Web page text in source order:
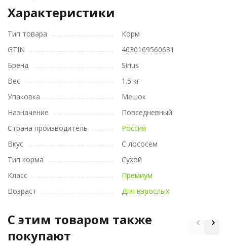
Характеристики
Тип товара
Корм
GTIN
4630169560631
Бренд
Sirius
Вес
1.5 кг
Упаковка
Мешок
Назначение
Повседневный
Страна производитель
Россия
Вкус
С лососем
Тип корма
Сухой
Класс
Премиум
Возраст
Для взрослых
C этим товаром также
покупают